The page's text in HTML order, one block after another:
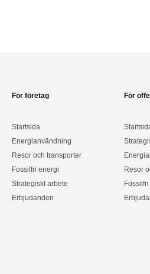
För företag
Startsida
Energianvändning
Resor och transporter
Fossilfri energi
Strategiskt arbete
Erbjudanden
För
Resor